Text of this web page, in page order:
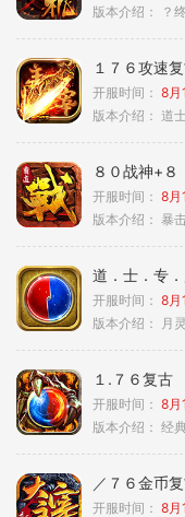
版本介绍：
？
１７６攻速
开服时间： 8月
版本介绍： 道
８０战神+８
开服时间： 8月
版本介绍： 暴
道．士．专
开服时间： 8月
版本介绍：
月
１.７６复古
开服时间： 8月
版本介绍： 经典
／７６金币
开服时间： 8月